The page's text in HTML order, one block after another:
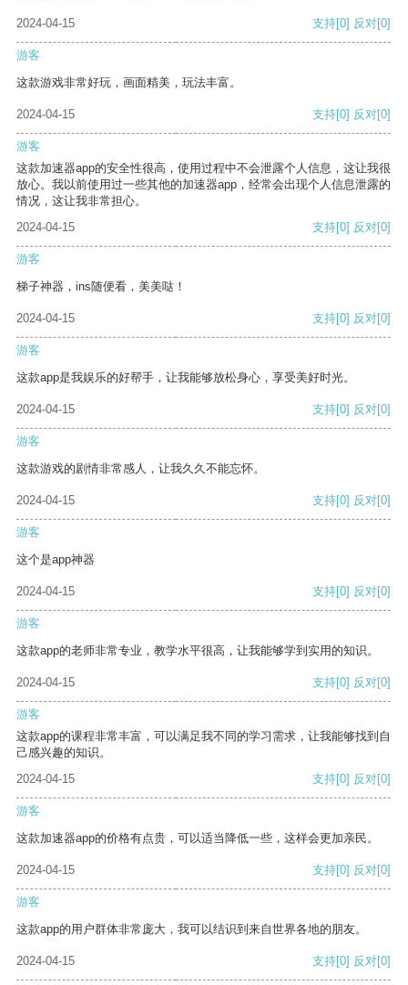
2024-04-15 支持[0] 反对[0]
游客
这款游戏非常好玩，画面精美，玩法丰富。
2024-04-15 支持[0] 反对[0]
游客
这款加速器app的安全性很高，使用过程中不会泄露个人信息，这让我很
放心。我以前使用过一些其他的加速器app，经常会出现个人信息泄露的
情况，这让我非常担心。
2024-04-15
支持[0] 反对[0]
游客
梯子神器，ins随便看，美美哒！
2024-04-15 支持[0] 反对[0]
游客
这款app是我娱乐的好帮手，让我能够放松身心，享受美好时光。
2024-04-15 支持[0] 反对[0]
游客
这款游戏的剧情非常感人，让我久久不能忘怀。
2024-04-15 支持[0] 反对[0]
游客
这个是app神器
2024-04-15 支持[0] 反对[0]
游客
这款app的老师非常专业，教学水平很高，让我能够学到实用的知识。
2024-04-15 支持[0] 反对[0]
游客
这款app的课程非常丰富，可以满足我不同的学习需求，让我能够找到自
己感兴趣的知识。
2024-04-15
支持[0] 反对[0]
游客
这款加速器app的价格有点贵，可以适当降低一些，这样会更加亲民。
2024-04-15 支持[0] 反对[0]
游客
这款app的用户群体非常庞大，我可以结识到来自世界各地的朋友。
2024-04-15 支持[0] 反对[0]